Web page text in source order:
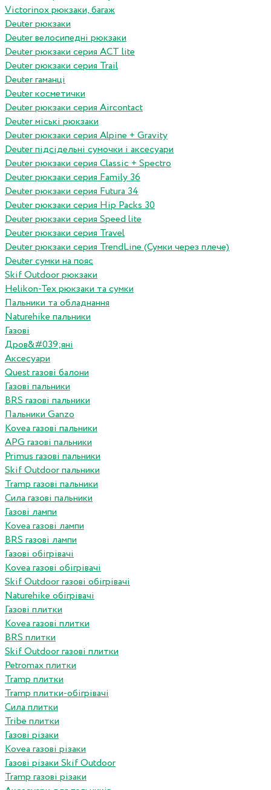
Victorinox рюкзаки, багаж
Deuter рюкзаки
Deuter велосипедні рюкзаки
Deuter рюкзаки серия ACT lite
Deuter рюкзаки серия Trail
Deuter гаманці
Deuter косметички
Deuter рюкзаки серия Aircontact
Deuter міські рюкзаки
Deuter рюкзаки серия Alpine + Gravity
Deuter підсідельні сумочки і аксесуари
Deuter рюкзаки серия Classic + Spectro
Deuter рюкзаки серия Family 36
Deuter рюкзаки серия Futura 34
Deuter рюкзаки серия Hip Packs 30
Deuter рюкзаки серия Speed lite
Deuter рюкзаки серия Travel
Deuter рюкзаки серия TrendLine (Сумки через плече)
Deuter сумки на пояс
Skif Outdoor рюкзаки
Helikon-Tex рюкзаки та сумки
Пальники та обладнання
Naturehike пальники
Газові
Дров&#039;яні
Аксесуари
Quest газові балони
Газові пальники
BRS газові пальники
Пальники Ganzo
Kovea газові пальники
APG газові пальники
Primus газові пальники
Skif Outdoor пальники
Tramp газові пальники
Сила газові пальники
Газові лампи
Kovea газові лампи
BRS газові лампи
Газові обігрівачі
Kovea газові обігрівачі
Skif Outdoor газові обігрівачі
Naturehike обігрівачі
Газові плитки
Kovea газові плитки
BRS плитки
Skif Outdoor газові плитки
Petromax плитки
Tramp плитки
Tramp плитки-обігрівачі
Сила плитки
Tribe плитки
Газові різаки
Kovea газові різаки
Газові різаки Skif Outdoor
Tramp газові різаки